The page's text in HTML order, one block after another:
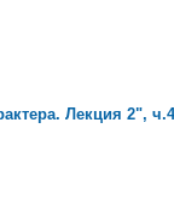
Лекция 2",